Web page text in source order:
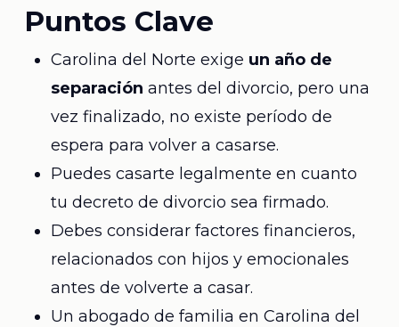
Puntos Clave
Carolina del Norte exige un año de
separación antes del divorcio, pero una
vez finalizado, no existe período de
espera para volver a casarse.
Puedes casarte legalmente en cuanto
tu decreto de divorcio sea firmado.
Debes considerar factores financieros,
relacionados con hijos y emocionales
antes de volverte a casar.
Un abogado de familia en Carolina del